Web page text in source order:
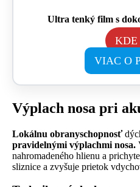
Ultra tenký film s
KDE
VIAC O
Výplach nosa pri
Lokálnu obranyschopnosť
pravidelnými výplachmi nosa.
nahromadeného hlienu a
sliznice a zvyšuje prietok